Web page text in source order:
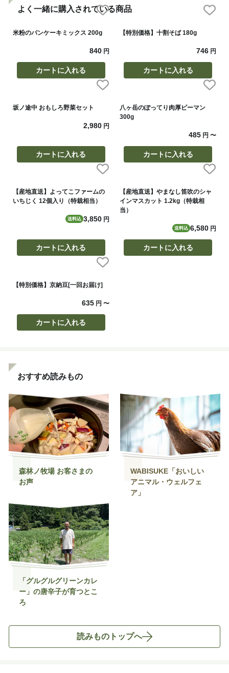
よく一緒に購入されている商品
米粉のパンケーキミックス 200g
840円
カートに入れる
【特別価格】十割そば 180g
746 円
カートに入れる
坂ノ途中 おもしろ野菜セット
2,980円
カートに入れる
八ヶ岳のぽってり肉厚ピーマン
300g
485 円〜
カートに入れる
【産地直送】よってこファームの
いちじく 12個入り（特栽相当）
送料込 3,850円
カートに入れる
【産地直送】やまなし笛吹のシャ
インマスカット 1.2kg（特栽相
当）
送料込 6,580 円
カートに入れる
【特別価格】京納豆[一回お届け]
635円 〜
カートに入れる
おすすめ読みもの
森林ノ牧場 お客さまの
お声
WABISUKE「おいしい
アニマル・ウェルフェ
ア」
「グルグルグリーンカレ
ー」の唐辛子が育つとこ
ろ
読みものトップへ